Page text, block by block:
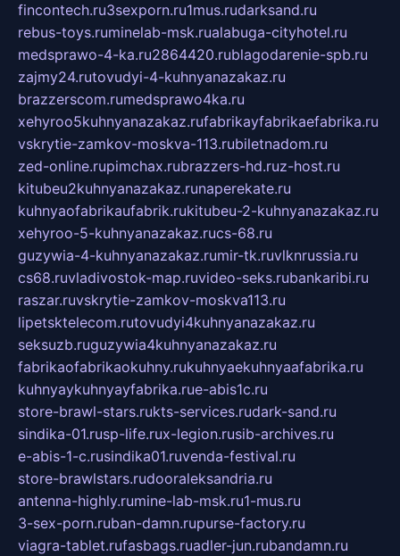
fincontech.ru3sexporn.ru1mus.rudarksand.ru
rebus-toys.ruminelab-msk.rualabuga-cityhotel.ru
medsprawo-4-ka.ru2864420.rublagodarenie-spb.ru
zajmy24.rutovudyi-4-kuhnyanazakaz.ru
brazzerscom.rumedsprawo4ka.ru
xehyroo5kuhnyanazakaz.rufabrikayfabrikaefabrika.ru
vskrytie-zamkov-moskva-113.rubiletnadom.ru
zed-online.rupimchax.rubrazzers-hd.ruz-host.ru
kitubeu2kuhnyanazakaz.runaperekate.ru
kuhnyaofabrikaufabrik.rukitubeu-2-kuhnyanazakaz.ru
xehyroo-5-kuhnyanazakaz.rucs-68.ru
guzywia-4-kuhnyanazakaz.rumir-tk.ruvlknrussia.ru
cs68.ruvladivostok-map.ruvideo-seks.rubankaribi.ru
raszar.ruvskrytie-zamkov-moskva113.ru
lipetsktelecom.rutovudyi4kuhnyanazakaz.ru
seksuzb.ruguzywia4kuhnyanazakaz.ru
fabrikaofabrikaokuhny.rukuhnyaekuhnyaafabrika.ru
kuhnyaykuhnyayfabrika.rue-abis1c.ru
store-brawl-stars.rukts-services.rudark-sand.ru
sindika-01.rusp-life.rux-legion.rusib-archives.ru
e-abis-1-c.rusindika01.ruvenda-festival.ru
store-brawlstars.rudooraleksandria.ru
antenna-highly.rumine-lab-msk.ru1-mus.ru
3-sex-porn.ruban-damn.rupurse-factory.ru
viagra-tablet.rufasbags.ruadler-jun.rubandamn.ru